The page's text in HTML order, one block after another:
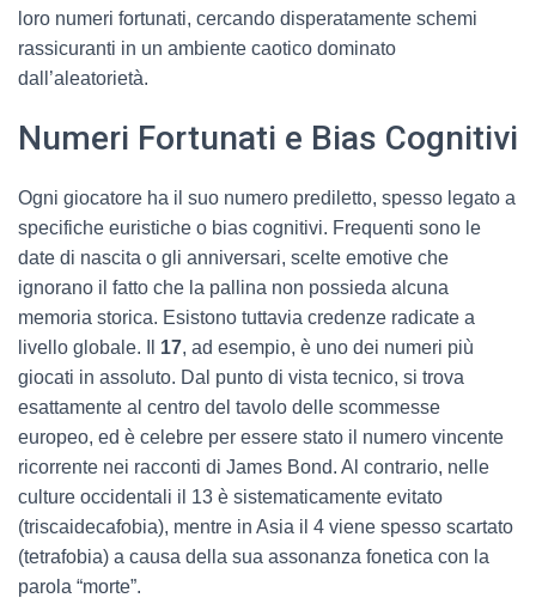
loro numeri fortunati, cercando disperatamente schemi
rassicuranti in un ambiente caotico dominato
dall’aleatorietà.
Numeri Fortunati e Bias Cognitivi
Ogni giocatore ha il suo numero prediletto, spesso legato a
specifiche euristiche o bias cognitivi. Frequenti sono le
date di nascita o gli anniversari, scelte emotive che
ignorano il fatto che la pallina non possieda alcuna
memoria storica. Esistono tuttavia credenze radicate a
livello globale. Il 17, ad esempio, è uno dei numeri più
giocati in assoluto. Dal punto di vista tecnico, si trova
esattamente al centro del tavolo delle scommesse
europeo, ed è celebre per essere stato il numero vincente
ricorrente nei racconti di James Bond. Al contrario, nelle
culture occidentali il 13 è sistematicamente evitato
(triscaidecafobia), mentre in Asia il 4 viene spesso scartato
(tetrafobia) a causa della sua assonanza fonetica con la
parola “morte”.